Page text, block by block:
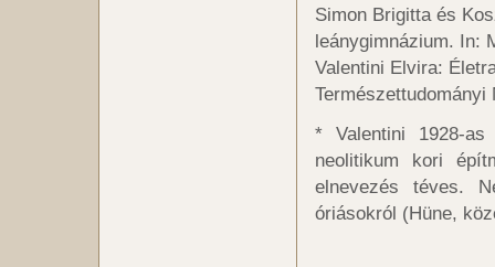
Simon Brigitta és
leánygimnázium. In:
Valentini Elvira:
* Valentini 1928-as
neolitikum kori
elnevezés téves.
óriásokról (Hüne,